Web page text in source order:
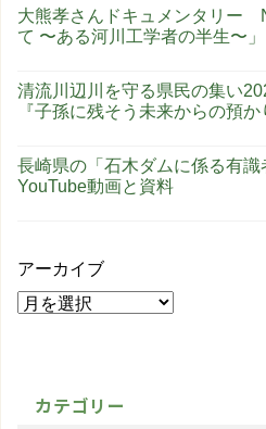
大熊孝さんドキュメンタリー
て 〜ある河川工学者の半生〜」
清流川辺川を守る県民の集い
『子孫に残そう未来からの預
長崎県の「石木ダムに係る有
YouTube動画と資料
アーカイブ
カテゴリー